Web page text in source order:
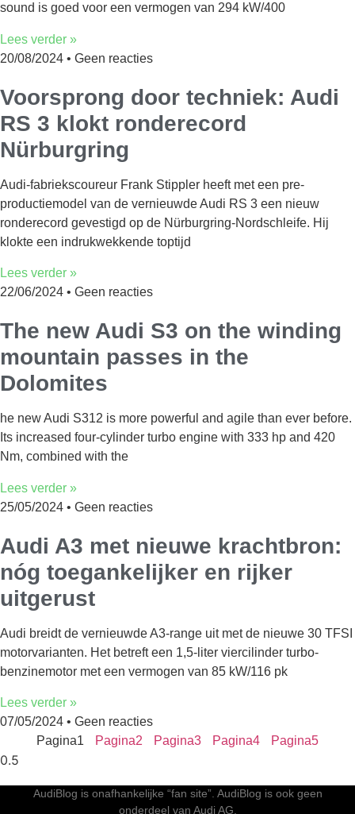
sound is goed voor een vermogen van 294 kW/400
Lees verder »
20/08/2024
Geen reacties
Voorsprong door techniek: Audi
RS 3 klokt ronderecord
Nürburgring
Audi-fabriekscoureur Frank Stippler heeft met een pre-
productiemodel van de vernieuwde Audi RS 3 een nieuw
ronderecord gevestigd op de Nürburgring-Nordschleife. Hij
klokte een indrukwekkende toptijd
Lees verder »
22/06/2024
Geen reacties
The new Audi S3 on the winding
mountain passes in the
Dolomites
he new Audi S312 is more powerful and agile than ever before.
Its increased four-cylinder turbo engine with 333 hp and 420
Nm, combined with the
Lees verder »
25/05/2024
Geen reacties
Audi A3 met nieuwe krachtbron:
nóg toegankelijker en rijker
uitgerust
Audi breidt de vernieuwde A3-range uit met de nieuwe 30 TFSI
motorvarianten. Het betreft een 1,5-liter viercilinder turbo-
benzinemotor met een vermogen van 85 kW/116 pk
Lees verder »
07/05/2024
Geen reacties
Pagina1 Pagina2 Pagina3 Pagina4 Pagina5
AudiBlog is onafhankelijke “fan site”. AudiBlog is ook geen
onderdeel van Audi AG.